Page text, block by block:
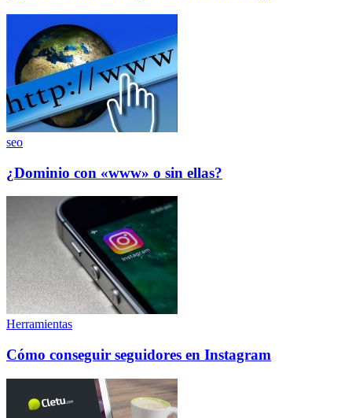
seo
¿Dominio con «www» o sin ellas?
Herramientas
Cómo conseguir seguidores en Instagram